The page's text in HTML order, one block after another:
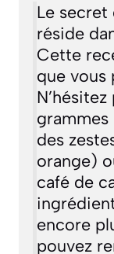
Le secret
réside
Cette
que vous
des
orange)
café de
encore
pouvez